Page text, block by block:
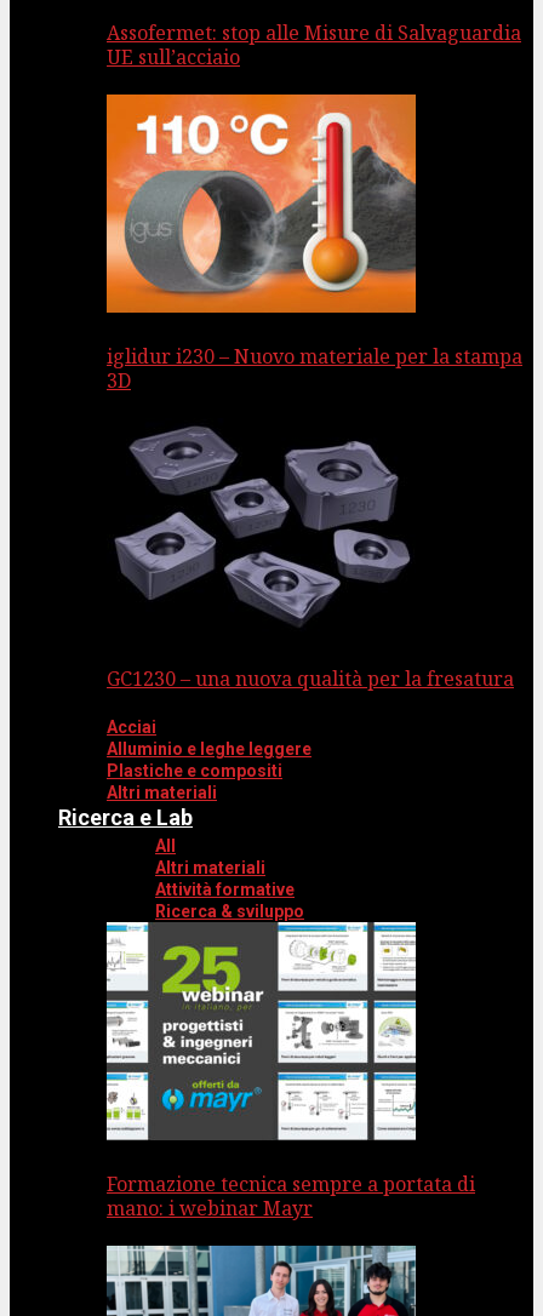
Assofermet: stop alle Misure di Salvaguardia
UE sull’acciaio
iglidur i230 – Nuovo materiale per la stampa
3D
GC1230 – una nuova qualità per la fresatura
Acciai
Alluminio e leghe leggere
Plastiche e compositi
Altri materiali
Ricerca e Lab
All
Altri materiali
Attività formative
Ricerca & sviluppo
Formazione tecnica sempre a portata di
mano: i webinar Mayr